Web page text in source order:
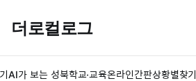
더로컬로그
AI가 보는 성북학교·교육온라인간판상황별찾기